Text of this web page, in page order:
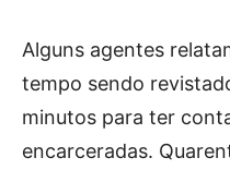
Alguns agentes
tempo sendo
minutos para ter
encarceradas.